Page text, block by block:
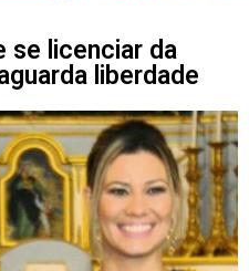
se licenciar da
liberdade